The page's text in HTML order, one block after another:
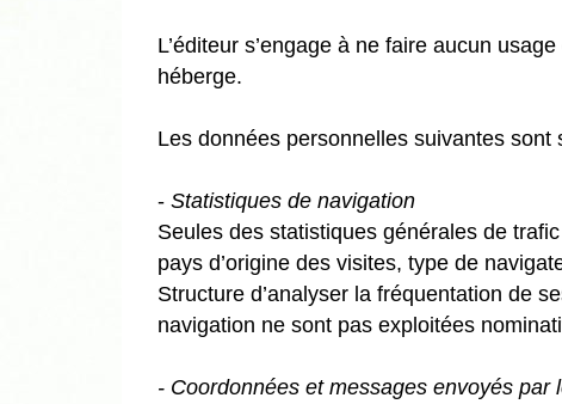
L’éditeur s’engage à ne faire aucun
héberge.
Les données personnelles suivantes
- Statistiques de navigation
Seules des statistiques générales de
pays d’origine des visites, type de
Structure d’analyser la fréquentation de
navigation ne sont pas exploitées
- Coordonnées et messages envoyés